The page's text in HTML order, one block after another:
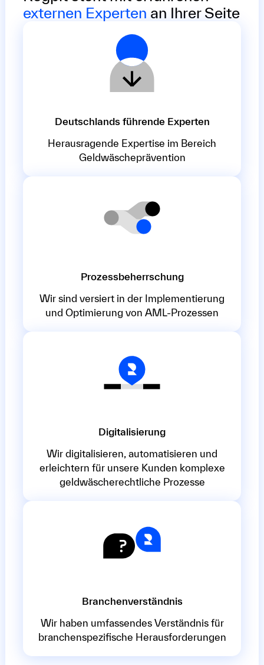
externen Experten an Ihrer Seite
Deutschlands führende Experten
Herausragende Expertise im Bereich
Geldwäscheprävention
Prozessbeherrschung
Wir sind versiert in der Implementierung
und Optimierung von AML-Prozessen
Digitalisierung
Wir digitalisieren, automatisieren und
erleichtern für unsere Kunden komplexe
geldwäscherechtliche Prozesse
Branchenverständnis
Wir haben umfassendes Verständnis für
branchenspezifische Herausforderungen